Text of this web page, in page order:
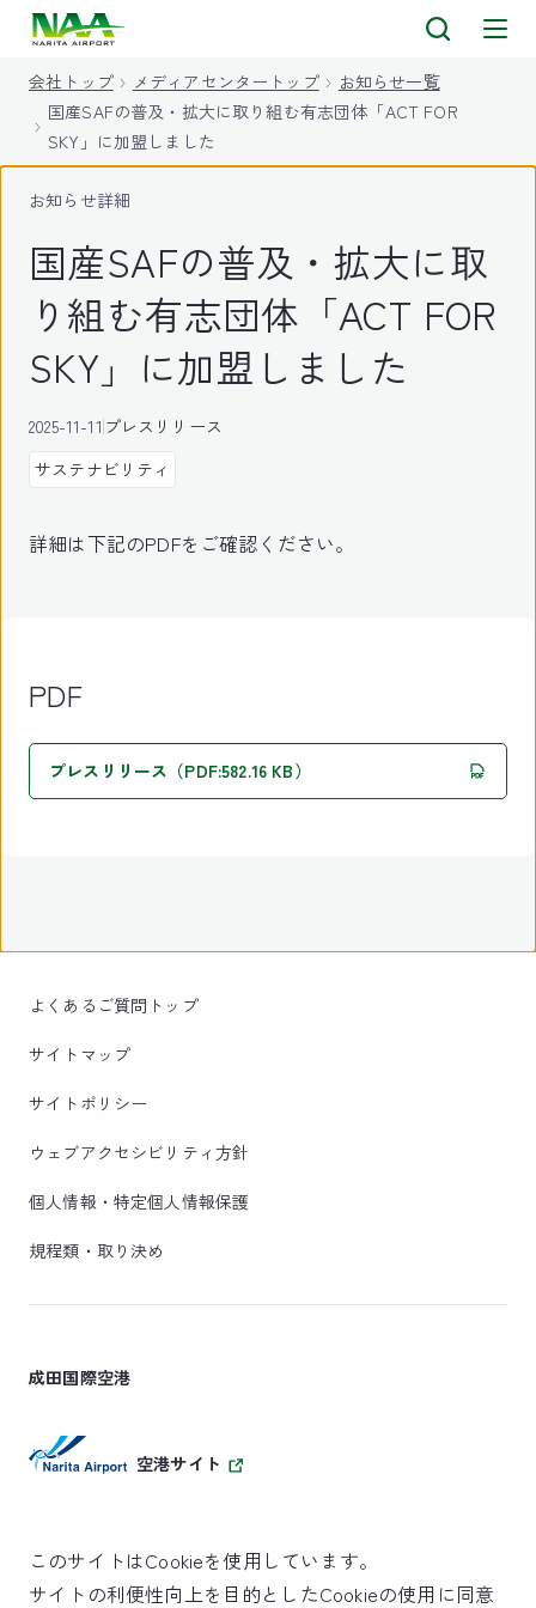
会社トップ メディアセンタートップ
お知らせ一覧
国産SAFの普及・拡大に取り組む有志団体「ACT FOR
SKY」に加盟しました
お知らせ詳細
国産SAFの普及・拡大に取
り組む有志団体「ACT FOR
SKY」に加盟しました
2025-11-11プレスリリース
サステナビリティ
詳細は下記のPDFをご確認ください。
PDF
プレスリリース（PDF:582.16 KB）
よくあるご質問トップ
サイトマップ
サイトポリシー
ウェブアクセシビリティ方針
個人情報・特定個人情報保護
規程類・取り決め
成田国際空港
空港サイト
このサイトはCookieを使用しています。
サイトの利便性向上を目的としたCookieの使用に同意